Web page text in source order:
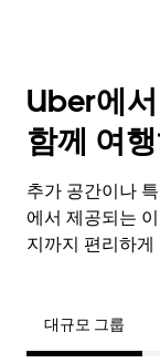
Uber에
함께 여
추가 공간이나
에서 제공되는
지까지 편리하
대규모 그룹